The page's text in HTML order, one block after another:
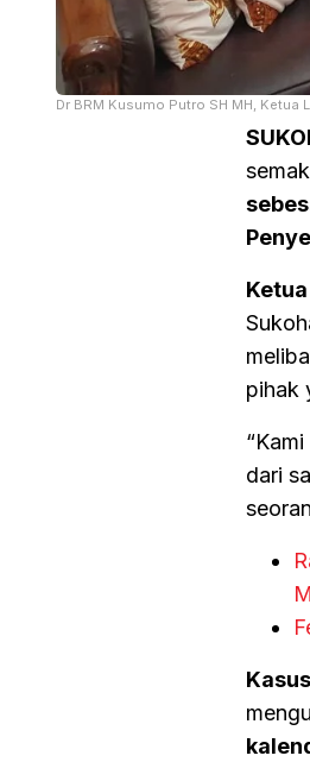
Dr BRM Kusumo Putro SH MH, Ketua
pihak
dari